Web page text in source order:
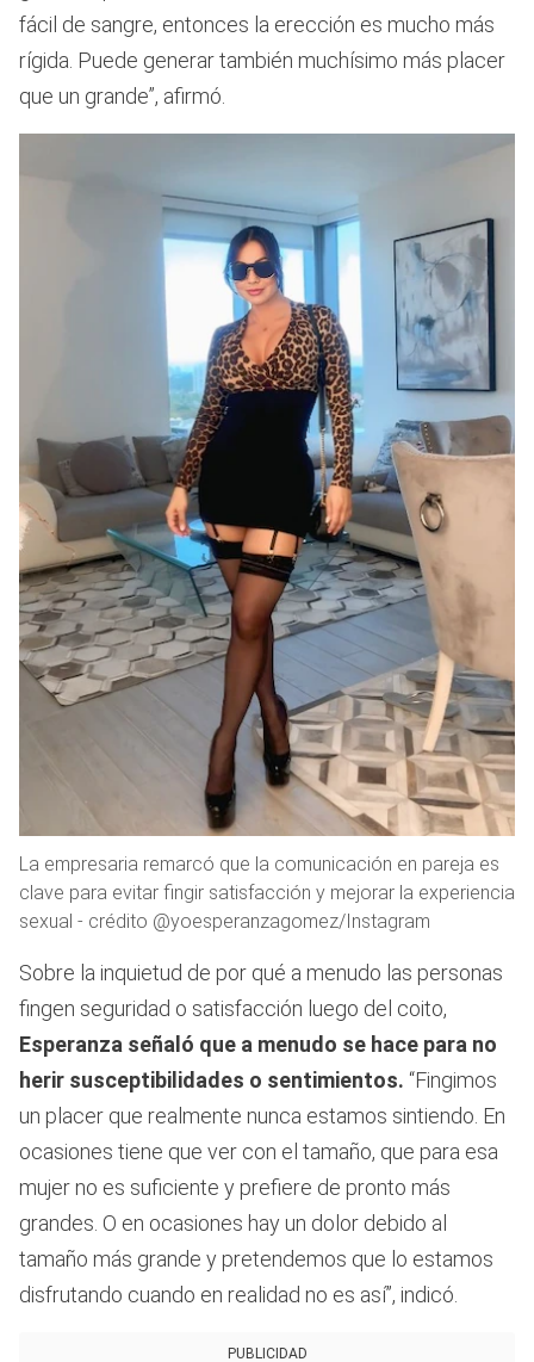
fácil de sangre, entonces la erección es mucho más
rígida. Puede generar también muchísimo más placer
que un grande”, afirmó.
La empresaria remarcó que la comunicación en pareja es
clave para evitar fingir satisfacción y mejorar la experiencia
sexual - crédito @yoesperanzagomez/Instagram
Sobre la inquietud de por qué a menudo las personas
fingen seguridad o satisfacción luego del coito,
Esperanza señaló que a menudo se hace para no
herir susceptibilidades o sentimientos. “Fingimos
un placer que realmente nunca estamos sintiendo. En
ocasiones tiene que ver con el tamaño, que para esa
mujer no es suficiente y prefiere de pronto más
grandes. O en ocasiones hay un dolor debido al
tamaño más grande y pretendemos que lo estamos
disfrutando cuando en realidad no es así”, indicó.
PUBLICIDAD